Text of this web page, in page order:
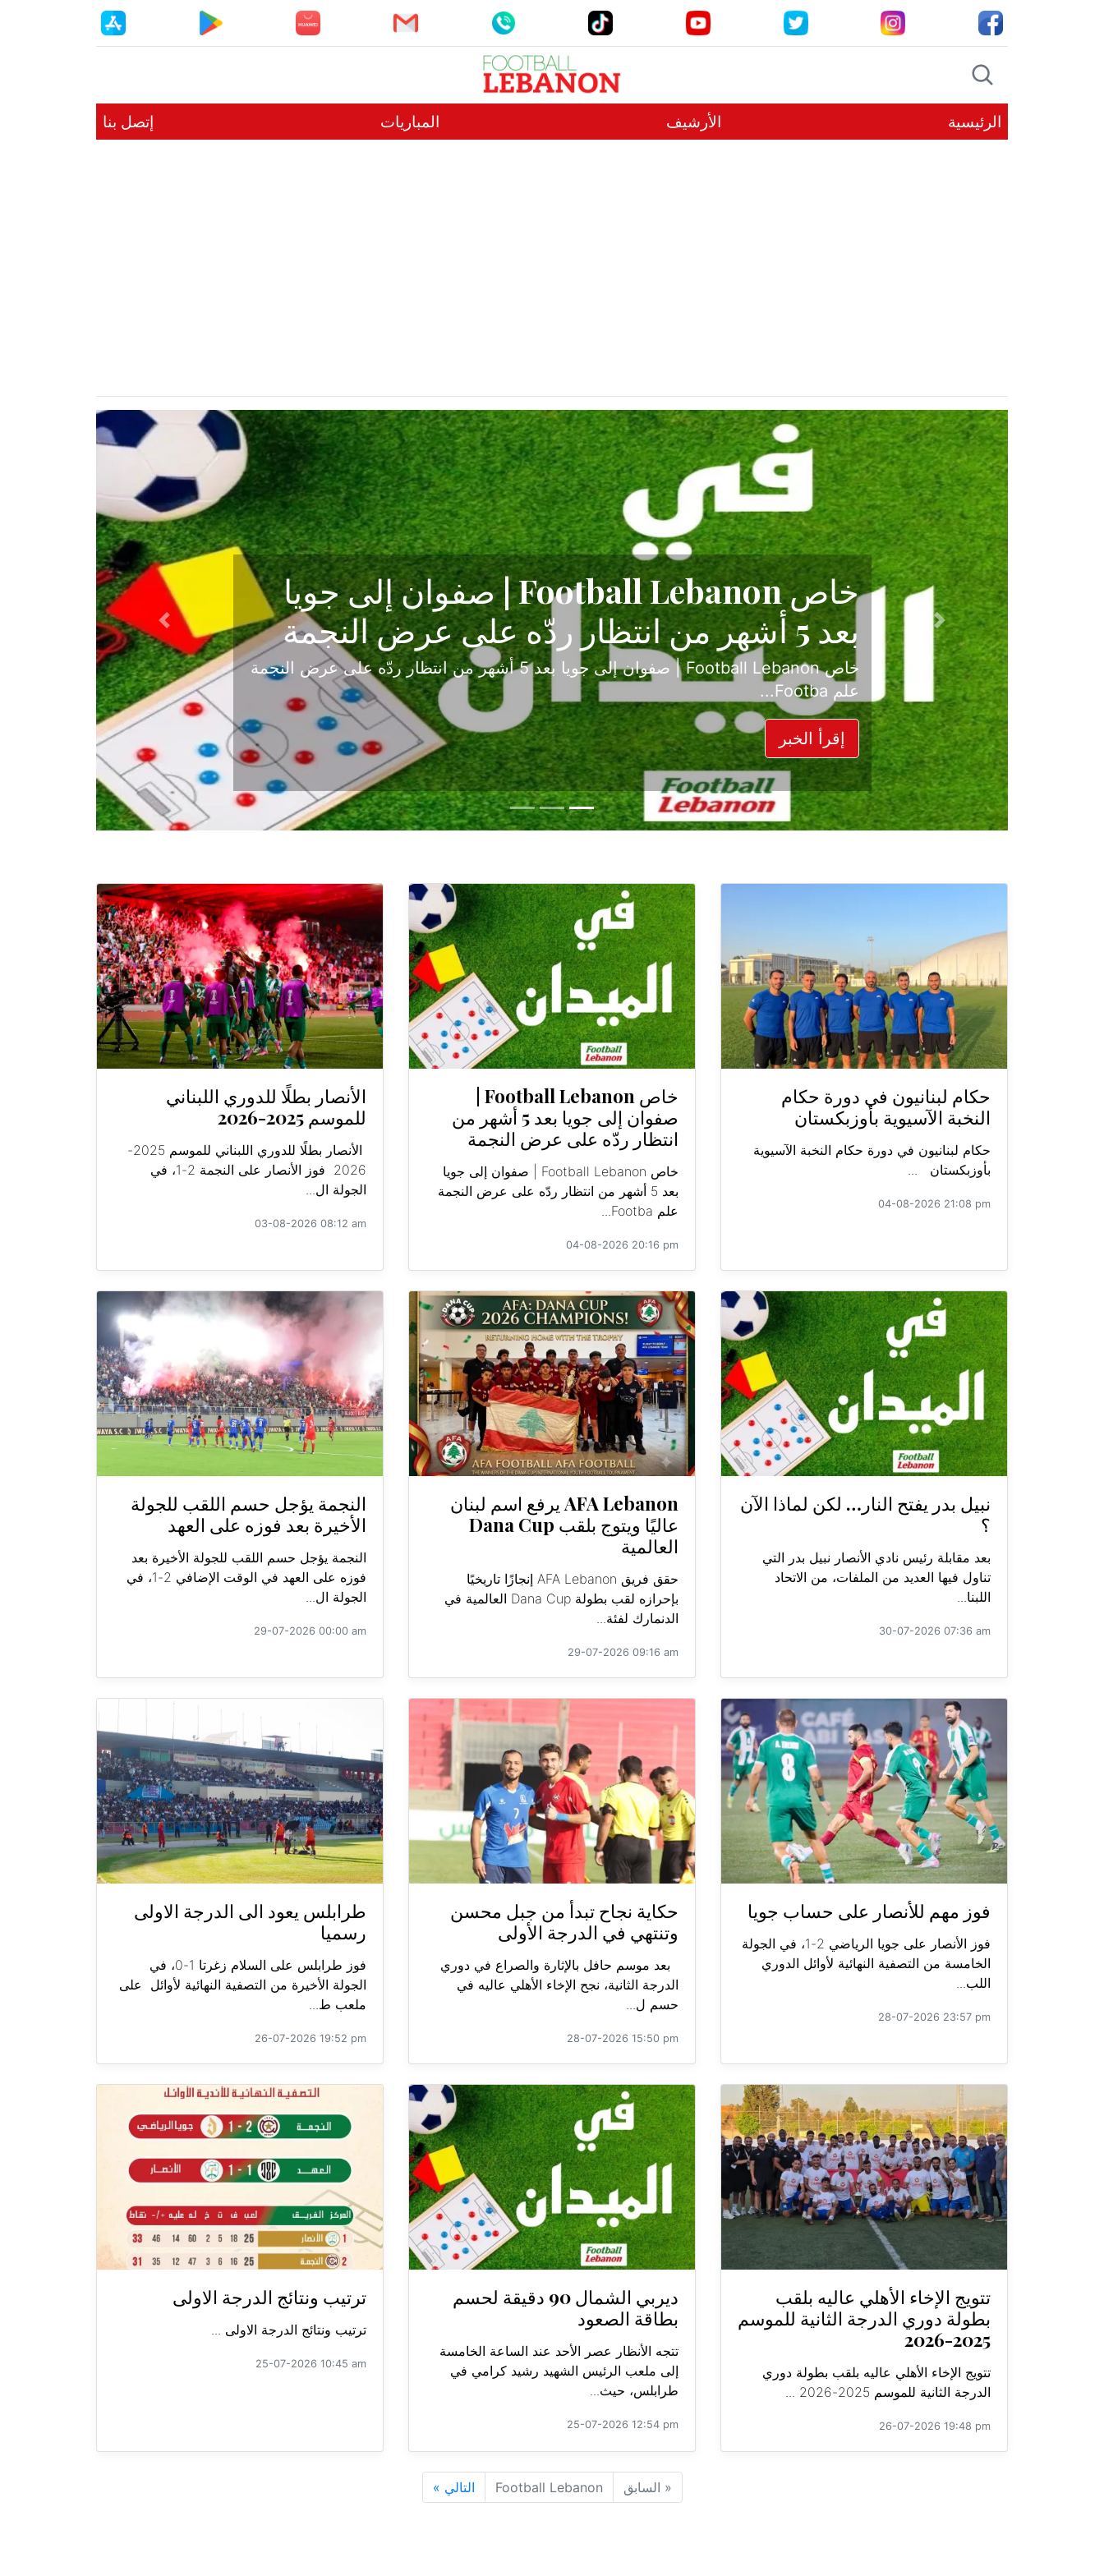
الرئيسية الأرشيف المباريات إتصل بنا
حكاية نجاح تبدأ من جبل محسن وتنتهي في
الدرجة الأولى
بعد موسم حافل بالإثارة والصراع في دوري الدرجة الثانية، نجح الإخاء الأهلي عاليه في
حسم ل...
إقرأ الخبر
Previous
Next
حكام لبنانيون في دورة حكام
النخبة الآسيوية بأوزبكستان
حكام لبنانيون في دورة حكام النخبة الآسيوية
بأوزبكستان ...
04-08-2026 21:08 pm
صفوان إلى جويا بعد 5 أشهر من
انتظار ردّه على عرض النجمة
خاص Football Lebanon | صفوان إلى جويا
بعد 5 أشهر من انتظار ردّه على عرض النجمة
علم Footba...
04-08-2026 20:16 pm
الأنصار بطلًا للدوري اللبناني
للموسم 2025-2026
الأنصار بطلًا للدوري اللبناني للموسم 2025-
2026 فوز الأنصار على النجمة 2-1، في
الجولة ال...
03-08-2026 08:12 am
نبيل بدر يفتح النار… لكن لماذا الآن
؟
بعد مقابلة رئيس نادي الأنصار نبيل بدر التي
تناول فيها العديد من الملفات، من الاتحاد
اللبنا...
30-07-2026 07:36 am
AFA Lebanon يرفع اسم لبنان
عاليًا ويتوج بلقب Dana Cup
العالمية
حقق فريق AFA Lebanon إنجازًا تاريخيًا
بإحرازه لقب بطولة Dana Cup العالمية في
الدنمارك لفئة...
29-07-2026 09:16 am
النجمة يؤجل حسم اللقب للجولة
الأخيرة بعد فوزه على العهد
النجمة يؤجل حسم اللقب للجولة الأخيرة بعد
فوزه على العهد في الوقت الإضافي 2-1، في
الجولة ال...
29-07-2026 00:00 am
فوز مهم للأنصار على حساب جويا
فوز الأنصار على جويا الرياضي 2-1، في الجولة
الخامسة من التصفية النهائية لأوائل الدوري
اللب...
28-07-2026 23:57 pm
حكاية نجاح تبدأ من جبل محسن
وتنتهي في الدرجة الأولى
بعد موسم حافل بالإثارة والصراع في دوري
الدرجة الثانية، نجح الإخاء الأهلي عاليه في
حسم ل...
28-07-2026 15:50 pm
طرابلس يعود الى الدرجة الاولى
رسميا
فوز طرابلس على السلام زغرتا 1-0، في
الجولة الأخيرة من التصفية النهائية لأوائل على
ملعب ط...
26-07-2026 19:52 pm
تتويج الإخاء الأهلي عاليه بلقب
بطولة دوري الدرجة الثانية للموسم
2025-2026
تتويج الإخاء الأهلي عاليه بلقب بطولة دوري
الدرجة الثانية للموسم 2025-2026 ...
26-07-2026 19:48 pm
ديربي الشمال 90 دقيقة لحسم
بطاقة الصعود
تتجه الأنظار عصر الأحد عند الساعة الخامسة
إلى ملعب الرئيس الشهيد رشيد كرامي في
طرابلس، حيث...
25-07-2026 12:54 pm
ترتيب ونتائج الدرجة الاولى
ترتيب ونتائج الدرجة الاولى ...
25-07-2026 10:45 am
« السابق Football Lebanon التالي »